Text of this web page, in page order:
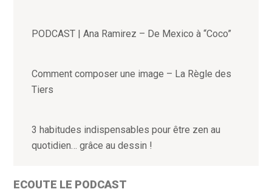
PODCAST | Ana Ramirez – De Mexico à “Coco”
Comment composer une image – La Règle des
Tiers
3 habitudes indispensables pour être zen au
quotidien… grâce au dessin !
ECOUTE LE PODCAST